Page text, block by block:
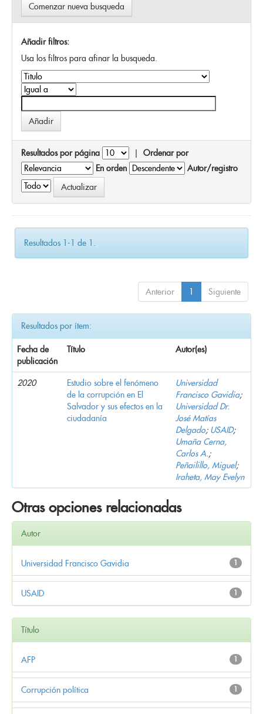
Comenzar nueva busqueda
Añadir filtros:
Usa los filtros para afinar la busqueda.
Resultados por página | Ordenar por
En orden
Autor/registro
Resultados 1-1 de 1.
Anterior 1 Siguiente
Resultados por ítem:
Fecha de
publicación
Título Autor(es)
2020
Estudio sobre el fenómeno
de la corrupción en El
Salvador y sus efectos en la
ciudadanía
Universidad
Francisco Gavidia;
Universidad Dr.
José Matías
Delgado; USAID;
Umaña Cerna,
Carlos A.;
Peñailillo, Miguel;
Iraheta, May Evelyn
Otras opciones relacionadas
Autor
1
Universidad Francisco Gavidia
1
USAID
Título
1
AFP
1
Corrupción política